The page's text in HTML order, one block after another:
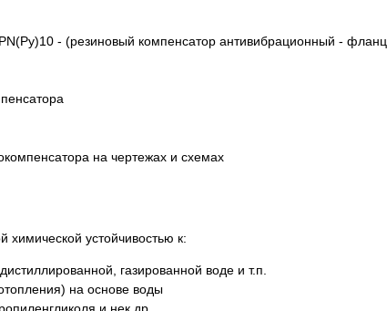
- (резиновый компенсатор антивибрационный -
химической устойчивостью к:
газированной воде и т.п.
на основе воды